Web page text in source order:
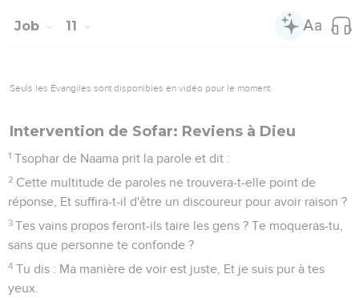
Job 11
Seuls les Évangiles sont disponibles en vidéo pour le moment.
Intervention de Sofar: Reviens à Dieu
1 Tsophar de Naama prit la parole et dit :
2 Cette multitude de paroles ne trouvera-t-elle point de
réponse, Et suffira-t-il d'être un discoureur pour avoir raison ?
3 Tes vains propos feront-ils taire les gens ? Te moqueras-tu,
sans que personne te confonde ?
4 Tu dis : Ma manière de voir est juste, Et je suis pur à tes
yeux.